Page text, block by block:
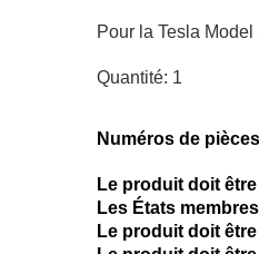
Pour la Tesla
Quantité: 1
Numéros de
Le produit doit
Les États
Le produit doit